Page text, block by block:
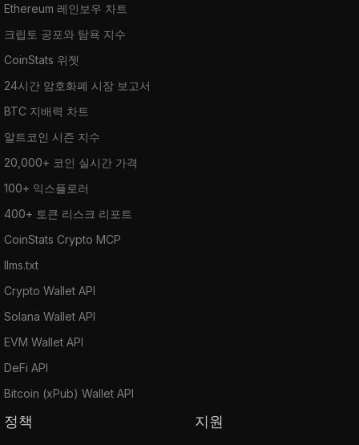
Ethereum 레인보우 차트
크립토 공포와 탐욕 지수
CoinStats 위젯
24시간 암호화폐 시장 보고서
BTC 지배력 차트
알트코인 시즌 지수
20,000+ 코인 실시간 가격
100+ 익스플로러
400+ 토큰 리스크 리포트
CoinStats Crypto MCP
llms.txt
Crypto Wallet API
Solana Wallet API
EVM Wallet API
DeFi API
Bitcoin (xPub) Wallet API
정책 지원